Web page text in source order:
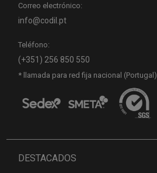
Correo electrónico:
info@codil.pt
Teléfono:
(+351) 256 850 550
* llamada para red fija nacional (Portugal)
DESTACADOS